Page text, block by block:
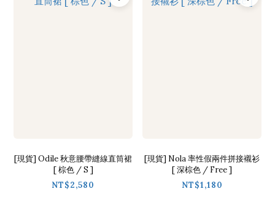
[現貨] Odile 秋意腰帶縫線直筒裙
[ 棕色 / S ]
NT$2,580
[現貨] Nola 率性假兩件拼接襯衫
[ 深棕色 / Free ]
NT$1,180